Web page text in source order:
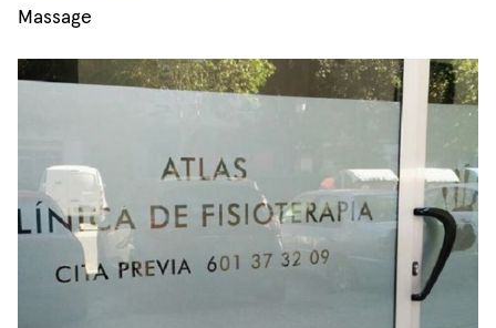
Massage